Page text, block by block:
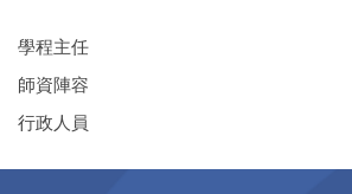
學程主任
師資陣容
行政人員